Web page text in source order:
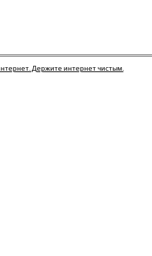
Держите интернет чистым.